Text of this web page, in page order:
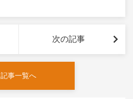
次の記事
記事一覧へ